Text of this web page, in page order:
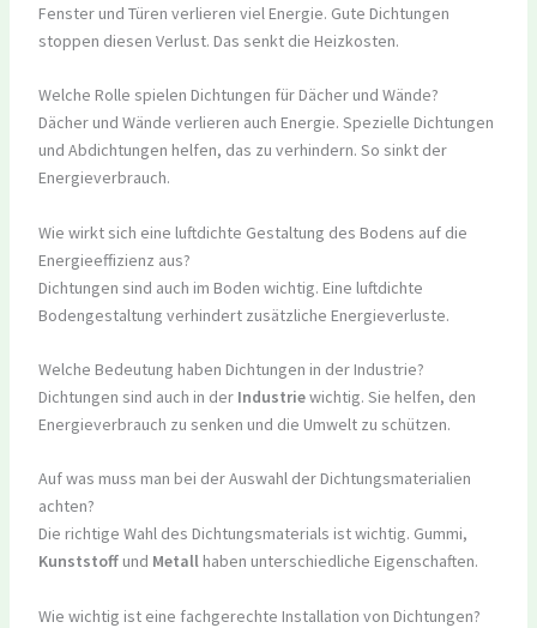
Fenster und Türen verlieren viel Energie. Gute Dichtungen
stoppen diesen Verlust. Das senkt die Heizkosten.
Welche Rolle spielen Dichtungen für Dächer und Wände?
Dächer und Wände verlieren auch Energie. Spezielle Dichtungen
und Abdichtungen helfen, das zu verhindern. So sinkt der
Energieverbrauch.
Wie wirkt sich eine luftdichte Gestaltung des Bodens auf die
Energieeffizienz aus?
Dichtungen sind auch im Boden wichtig. Eine luftdichte
Bodengestaltung verhindert zusätzliche Energieverluste.
Welche Bedeutung haben Dichtungen in der Industrie?
Dichtungen sind auch in der Industriewichtig. Sie helfen, den
Energieverbrauch zu senken und die Umwelt zu schützen.
Auf was muss man bei der Auswahl der Dichtungsmaterialien
achten?
Die richtige Wahl des Dichtungsmaterials ist wichtig. Gummi,
Kunststoffund Metallhaben unterschiedliche Eigenschaften.
Wie wichtig ist eine fachgerechte Installation von Dichtungen?